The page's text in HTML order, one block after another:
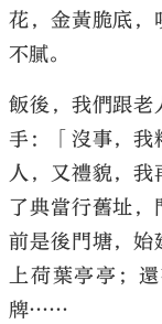
花，金黃脆底，
不膩。
飯後，我們跟老
手：「沒事，我
人，又禮貌，我
了典當行舊址，
前是後門塘，始
上荷葉亭亭；
牌……